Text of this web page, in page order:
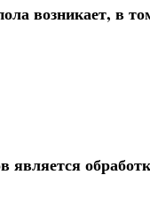
возникает, в
является